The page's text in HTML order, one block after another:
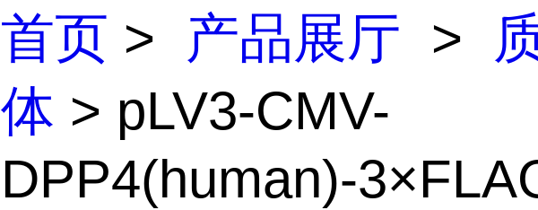
首页 > 产品展厅 >
体 > pLV3-CMV-
DPP4(human)-